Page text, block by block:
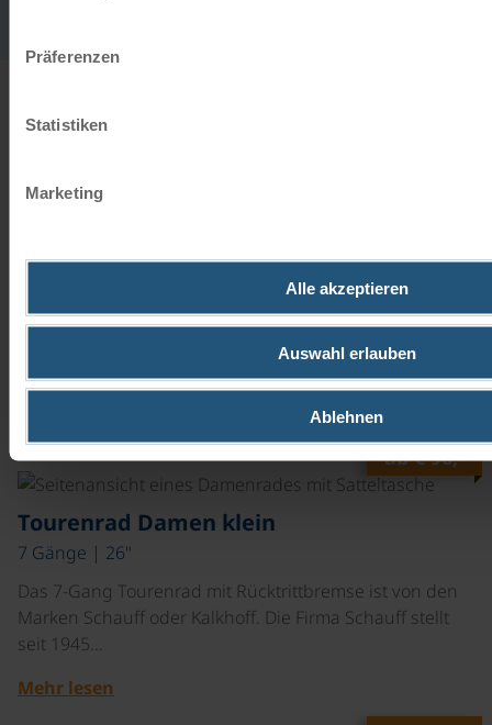
Impressum
Präferenzen
Statistiken
Marketing
Alle akzeptieren
Auswahl erlauben
Ablehnen
INFO
Ihre Leihräder
Das 24-Gang Tourenrad ohne Rücktrittbremse ist von
ab€ 90,-
Tourenrad Damen klein
7 Gänge | 26"
Das 7-Gang Tourenrad mit Rücktrittbremse ist von den
Marken Schauff oder Kalkhoff. Die Firma Schauff stellt
seit 1945…
Mehr lesen